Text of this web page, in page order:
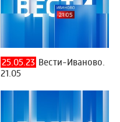
25.05.23 Вести-Иваново.
21.05